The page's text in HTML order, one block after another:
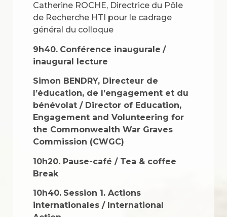
Catherine ROCHE, Directrice du Pôle
de Recherche HTI pour le cadrage
général du colloque
9h40. Conférence inaugurale /
inaugural lecture
Simon BENDRY, Directeur de
l’éducation, de l’engagement et du
bénévolat / Director of Education,
Engagement and Volunteering for
the Commonwealth War Graves
Commission (CWGC)
10h20. Pause-café / Tea & coffee
Break
10h40. Session 1. Actions
internationales / International